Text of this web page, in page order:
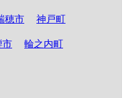
穂市 神戸町
市 輪之内町